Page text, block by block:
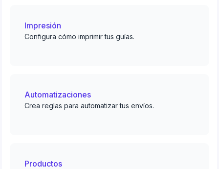
Impresión
Configura cómo imprimir tus guías.
Automatizaciones
Crea reglas para automatizar tus envíos.
Productos